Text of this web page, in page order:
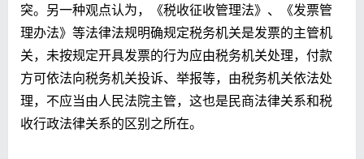
突。另一种观点认为，《税收征收管理法》、《发票管
理办法》等法律法规明确规定税务机关是发票的主管机
关，未按规定开具发票的行为应由税务机关处理，付款
方可依法向税务机关投诉、举报等，由税务机关依法处
理，不应当由人民法院主管，这也是民商法律关系和税
收行政法律关系的区别之所在。